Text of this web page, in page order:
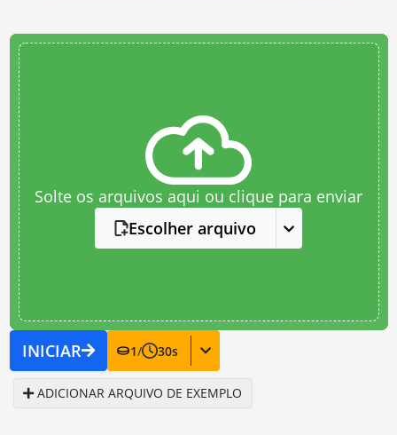
Solte os arquivos aqui ou clique para enviar
Escolher arquivo
INICIAR 1/ 30s
ADICIONAR ARQUIVO DE EXEMPLO